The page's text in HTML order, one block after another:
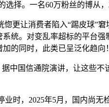
择。一名60万粉丝的博从，
更让消费者陷入“踢皮球”窘
统。对变乱率超标的平台强
的同时，此类已呈泛化趋向！
中国信通院演讲，让这些不
时，2025年5月，国内尚无